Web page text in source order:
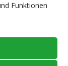
Funktionen